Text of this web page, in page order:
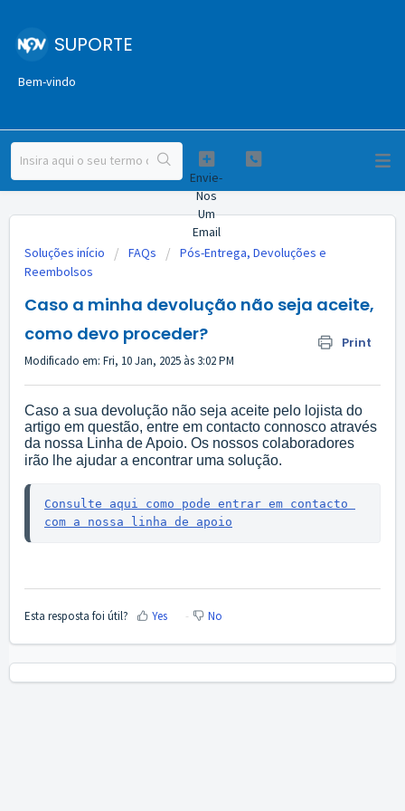
SUPORTE
Bem-vindo
Envie-
Nos
Um
Email
Soluções início
FAQs
Pós-Entrega, Devoluções e
Reembolsos
Caso a minha devolução não seja aceite,
como devo proceder?
Print
Modificado em: Fri, 10 Jan, 2025 às 3:02 PM
Caso a sua devolução não seja aceite pelo lojista do
artigo em questão, entre em contacto connosco através
da nossa Linha de Apoio. Os nossos colaboradores
irão lhe ajudar a encontrar uma solução.
Consulte aqui como pode entrar em contacto
com a nossa linha de apoio
Esta resposta foi útil? Yes No